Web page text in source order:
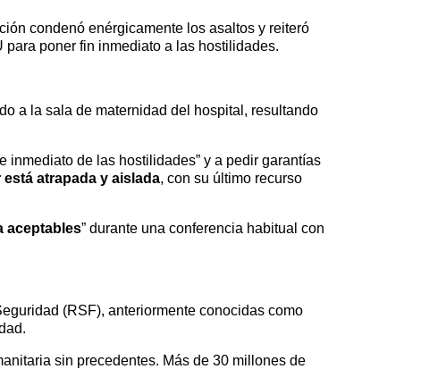
condenó enérgicamente los asaltos y reiteró
poner fin inmediato a las hostilidades.
a la sala de maternidad del hospital, resultando
inmediato de las hostilidades” y a pedir garantías
atrapada y aislada, con su último recurso
aceptables” durante una conferencia habitual con
(RSF), anteriormente conocidas como
sin precedentes. Más de 30 millones de